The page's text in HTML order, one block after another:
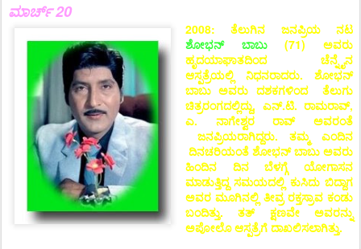
ಮಾರ್ಚ್ 20
2008: ತೆಲುಗಿನ ಜನಪ್ರಿಯ ನಟ
ಶೋಭನ್ ಬಾಬು(71) ಅವರು
ಹೃದಯಾಘಾತದಿಂದ ಚೆನ್ನೈನ
ಆಸ್ಪತ್ರೆಯಲ್ಲಿ ನಿಧನರಾದರು. ಶೋಭನ್
ಬಾಬು ಅವರು ದಶಕಗಳಿಂದ ತೆಲುಗು
ಚಿತ್ರರಂಗದಲ್ಲಿದ್ದು, ಎನ್.ಟಿ. ರಾಮರಾವ್,
ಎ. ನಾಗೇಶ್ವರ ರಾವ್ ಅವರಂತೆ
ಜನಪ್ರಿಯರಾಗಿದ್ದರು. ತಮ್ಮ ಎಂದಿನ
ದಿನಚರಿಯಂತೆ ಶೋಭನ್ ಬಾಬು ಅವರು
ಹಿಂದಿನ ದಿನ ಬೆಳಗ್ಗೆ ಯೋಗಾಸನ
ಮಾಡುತ್ತಿದ್ದ ಸಮಯದಲ್ಲಿ ಕುಸಿದು ಬಿದ್ದಾಗ
ಅವರ ಮೂಗಿನಲ್ಲಿ ತೀವ್ರ ರಕ್ತಸ್ರಾವ ಕಂಡು
ಬಂದಿತ್ತು. ತತ್ ಕ್ಷಣವೇ ಅವರನ್ನು
ಅಪೋಲೊ ಆಸ್ಪತ್ರೆಗೆ ದಾಖಲಿಸಲಾಗಿತ್ತು.